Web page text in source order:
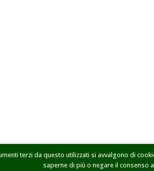
terzi da questo utilizzati si avvalgono di
saperne di più o negare il consenso